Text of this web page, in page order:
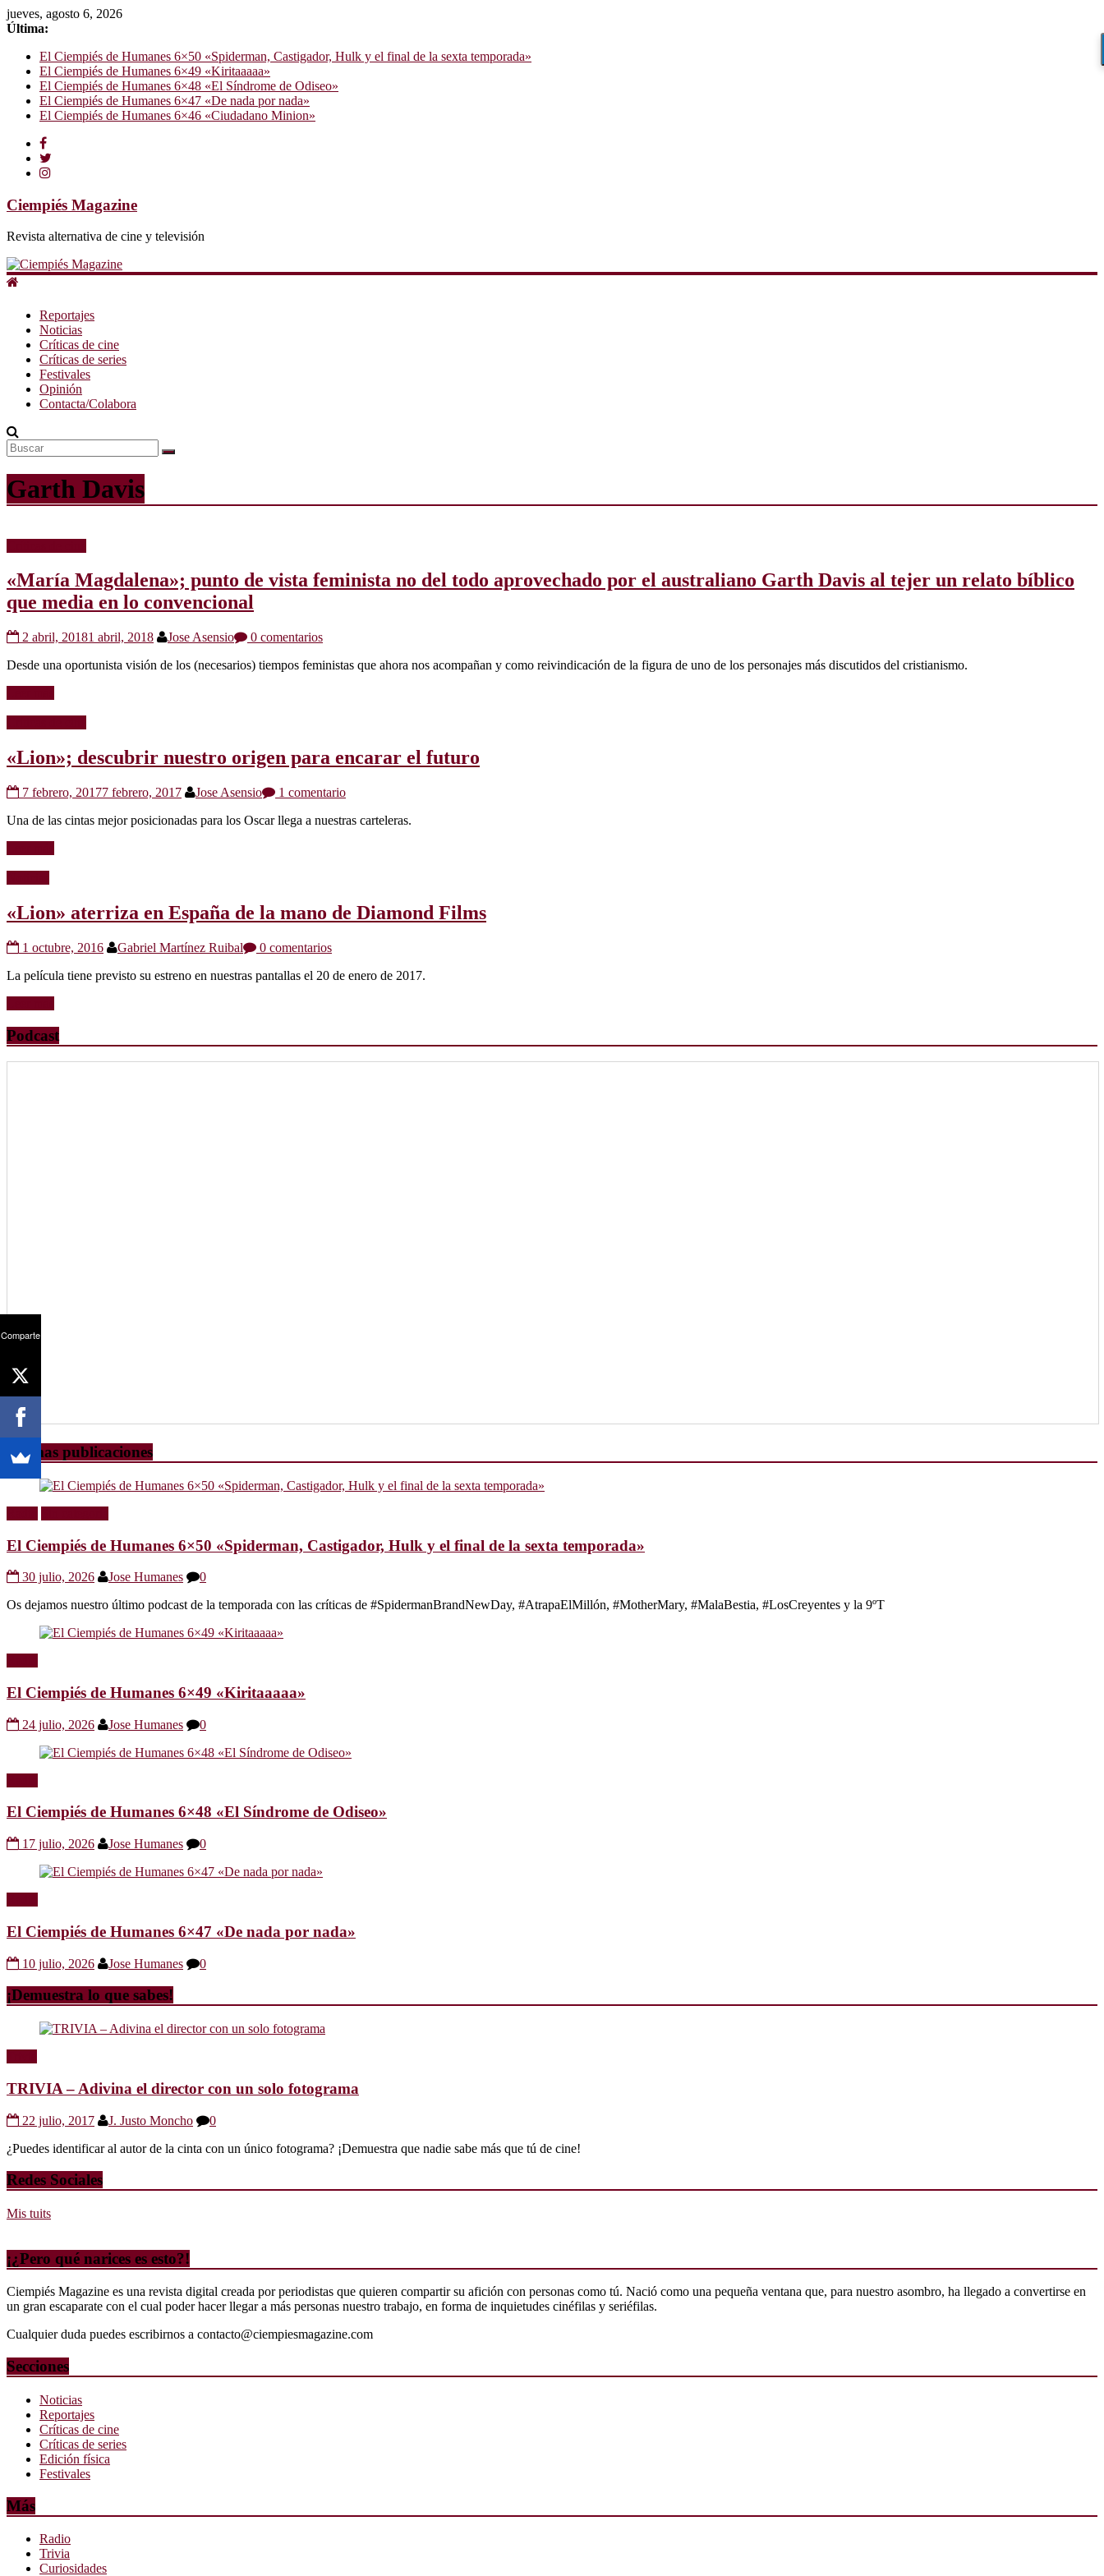
jueves, agosto 6, 2026
Última:
El Ciempiés de Humanes 6×50 «Spiderman, Castigador, Hulk y el final de la sexta temporada»
El Ciempiés de Humanes 6×49 «Kiritaaaaa»
El Ciempiés de Humanes 6×48 «El Síndrome de Odiseo»
El Ciempiés de Humanes 6×47 «De nada por nada»
El Ciempiés de Humanes 6×46 «Ciudadano Minion»
Ciempiés Magazine
Revista alternativa de cine y televisión
Reportajes
Noticias
Críticas de cine
Críticas de series
Festivales
Opinión
Contacta/Colabora
Garth Davis
«María Magdalena»; punto de vista feminista no del todo aprovechado por el australiano Garth Davis al tejer un relato bíblico
que media en lo convencional
2 abril, 20181 abril, 2018 Jose Asensio
0 comentarios
Desde una oportunista visión de los (necesarios) tiempos feministas que ahora nos acompañan y como reivindicación de la figura de uno de los personajes más discutidos del cristianismo.
«Lion»; descubrir nuestro origen para encarar el futuro
7 febrero, 20177 febrero, 2017 Jose Asensio
1 comentario
Una de las cintas mejor posicionadas para los Oscar llega a nuestras carteleras.
«Lion» aterriza en España de la mano de Diamond Films
1 octubre, 2016 Gabriel Martínez Ruibal
0 comentarios
La película tiene previsto su estreno en nuestras pantallas el 20 de enero de 2017.
Podcast
Últimas publicaciones
El Ciempiés de Humanes 6×50 «Spiderman, Castigador, Hulk y el final de la sexta temporada»
30 julio, 2026 Jose Humanes
0
Os dejamos nuestro último podcast de la temporada con las críticas de #SpidermanBrandNewDay, #AtrapaElMillón, #MotherMary, #MalaBestia, #LosCreyentes y la 9ºT
El Ciempiés de Humanes 6×49 «Kiritaaaaa»
24 julio, 2026 Jose Humanes 0
El Ciempiés de Humanes 6×48 «El Síndrome de Odiseo»
17 julio, 2026 Jose Humanes 0
El Ciempiés de Humanes 6×47 «De nada por nada»
10 julio, 2026 Jose Humanes 0
¡Demuestra lo que sabes!
TRIVIA – Adivina el director con un solo fotograma
22 julio, 2017 J. Justo Moncho
0
¿Puedes identificar al autor de la cinta con un único fotograma? ¡Demuestra que nadie sabe más que tú de cine!
Redes Sociales
Mis tuits
¡¿Pero qué narices es esto?!
Ciempiés Magazine es una revista digital creada por periodistas que quieren compartir su afición con personas como tú. Nació como una pequeña ventana que, para nuestro asombro, ha llegado a convertirse en
un gran escaparate con el cual poder hacer llegar a más personas nuestro trabajo, en forma de inquietudes cinéfilas y seriéfilas.
Cualquier duda puedes escribirnos a contacto@ciempiesmagazine.com
Secciones
Noticias
Reportajes
Críticas de cine
Críticas de series
Edición física
Festivales
Más
Radio
Trivia
Curiosidades
Comparte